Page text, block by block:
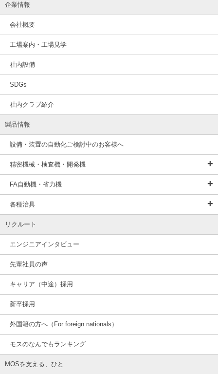
企業情報
会社概要
工場案内・工場見学
社内設備
SDGs
社内クラブ紹介
製品情報
設備・装置の自動化ご検討中のお客様へ
精密機械・検査機・開発機
FA自動機・省力機
各種治具
リクルート
エンジニアインタビュー
先輩社員の声
キャリア（中途）採用
新卒採用
外国籍の方へ（For foreign nationals）
モスのなんでもランキング
MOSを支える、ひと